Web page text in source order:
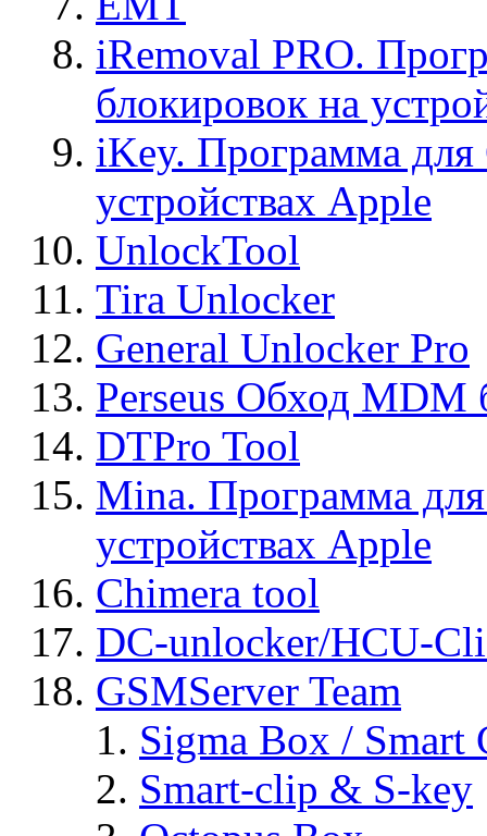
iRemoval PRO.
блокировок на
iKey. Программа для
устройствах Apple
UnlockTool
Tira Unlocker
General Unlocker Pro
Perseus Обход MDM
DTPro Tool
Mina. Программа
устройствах Apple
Chimera tool
DC-unlocker/HCU-
GSMServer Team
Sigma Box / Smart
Smart-clip & S-key